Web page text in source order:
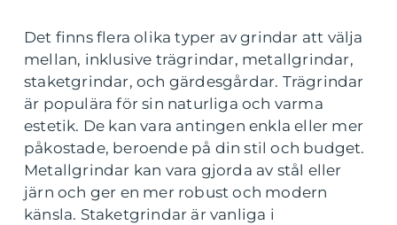
Det finns flera olika typer av grindar att välja
mellan, inklusive trägrindar, metallgrindar,
staketgrindar, och gärdesgårdar. Trägrindar
är populära för sin naturliga och varma
estetik. De kan vara antingen enkla eller mer
påkostade, beroende på din stil och budget.
Metallgrindar kan vara gjorda av stål eller
järn och ger en mer robust och modern
känsla. Staketgrindar är vanliga i